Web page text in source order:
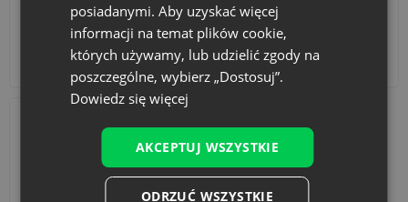
Akcesoria i dekoracje Zestawy
posiadanymi. Aby uzyskać więcej
informacji na temat plików cookie,
których używamy, lub udzielić zgody na
poszczególne, wybierz „Dostosuj”.
Dowiedz się więcej
AKCEPTUJ WSZYSTKIE
ODRZUĆ WSZYSTKIE